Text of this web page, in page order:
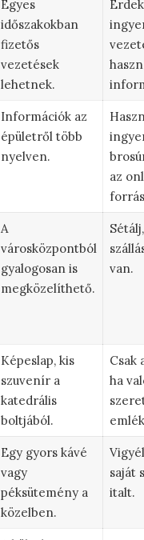
Egyes
időszakokban
fizetős
vezetések
lehetnek.
Információk az
épületről több
nyelven.
az
A
városközpontból
gyalogosan is
megközelíthető.
van.
Képeslap, kis
szuvenír a
katedrális
boltjából.
Csak
ha
Egy gyors kávé
vagy
péksütemény a
közelben.
saját
italt.